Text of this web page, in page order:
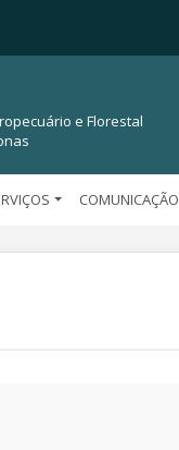
e Florestal
COMUNICAÇÃO